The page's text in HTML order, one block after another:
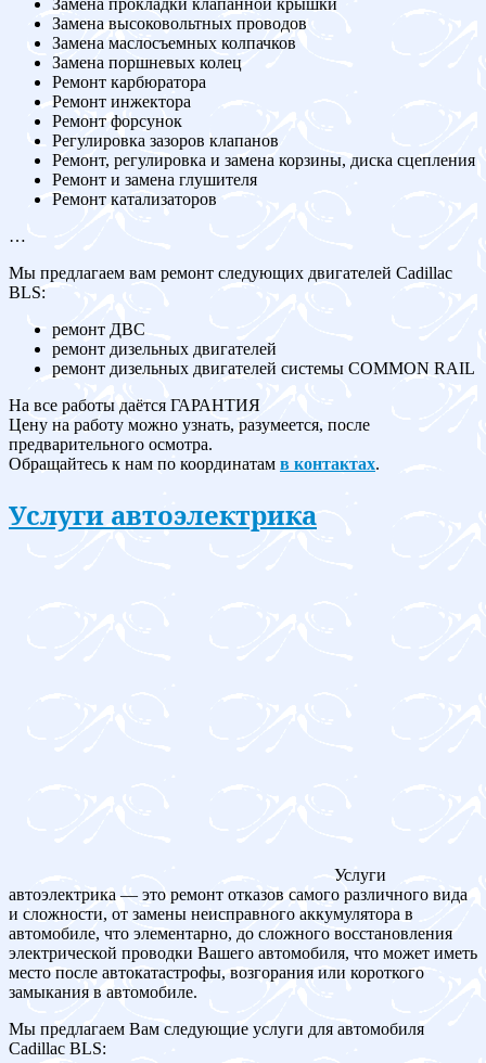
Замена прокладки клапанной крышки
Замена высоковольтных проводов
Замена маслосъемных колпачков
Замена поршневых колец
Ремонт карбюратора
Ремонт инжектора
Ремонт форсунок
Регулировка зазоров клапанов
Ремонт, регулировка и замена корзины, диска сцепления
Ремонт и замена глушителя
Ремонт катализаторов
…
Мы предлагаем вам ремонт следующих двигателей Cadillac
BLS:
ремонт ДВС
ремонт дизельных двигателей
ремонт дизельных двигателей системы COMMON RAIL
На все работы даётся ГАРАНТИЯ
Цену на работу можно узнать, разумеется, после
предварительного осмотра.
Обращайтесь к нам по координатам в контактах.
Услуги автоэлектрика
Услуги
автоэлектрика — это ремонт отказов самого различного вида
и сложности, от замены неисправного аккумулятора в
автомобиле, что элементарно, до сложного восстановления
электрической проводки Вашего автомобиля, что может иметь
место после автокатастрофы, возгорания или короткого
замыкания в автомобиле.
Мы предлагаем Вам следующие услуги для автомобиля
Cadillac BLS: